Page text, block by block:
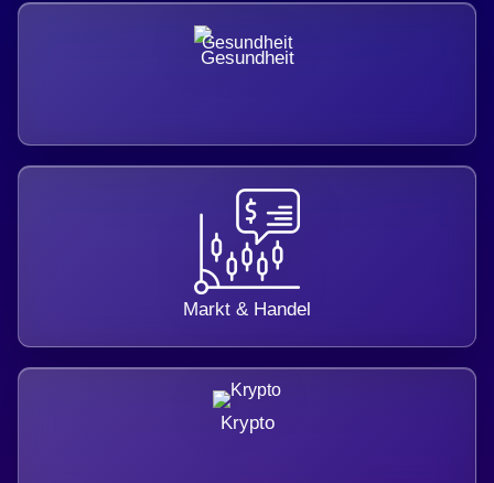
Gesundheit
Markt & Handel
Krypto